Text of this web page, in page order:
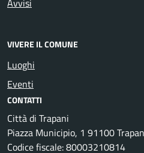
VIVERE IL COMUNE
Luoghi
Eventi
CONTATTI
Città di Trapani
Piazza Municipio, 1 91100
Codice fiscale: 80003210814